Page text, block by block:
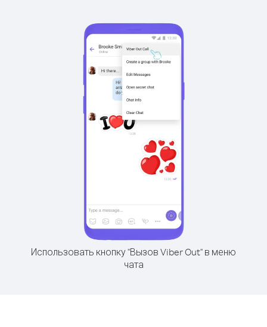
Использовать кнопку "Вызов Viber Out" в меню
чата